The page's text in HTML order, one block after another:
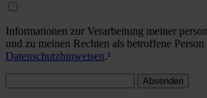
Informationen zur Verarbeitung meiner
und zu meinen Rechten als betroffene
Datenschutzhinweisen.¹
Absenden